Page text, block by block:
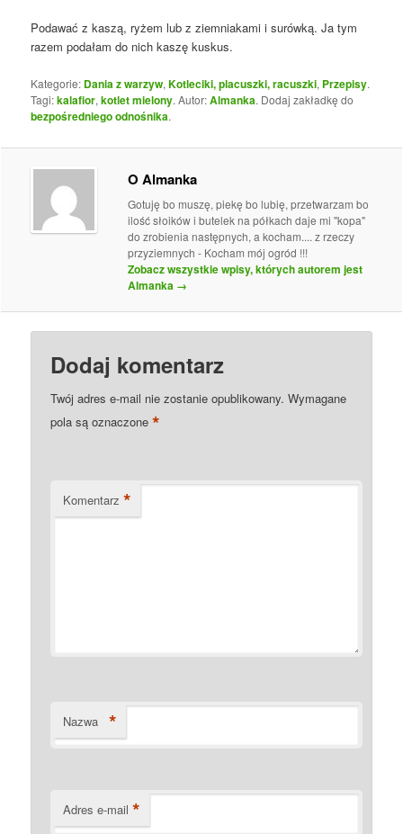
Podawać z kaszą, ryżem lub z ziemniakami i surówką. Ja tym
razem podałam do nich kaszę kuskus.
Kategorie: Dania z warzyw,Kotleciki, placuszki, racuszki, Przepisy.
Tagi:kalafior,kotlet mielony. Autor:Almanka. Dodaj zakładkę do
bezpośredniego odnośnika.
O Almanka
Gotuję bo muszę, piekę bo lubię, przetwarzam bo
ilość słoików i butelek na półkach daje mi "kopa"
do zrobienia następnych, a kocham.... z rzeczy
przyziemnych - Kocham mój ogród !!!
Zobacz wszystkie wpisy, których autorem jest
Almanka →
Dodaj komentarz
Twój adres e-mail nie zostanie opublikowany. Wymagane
pola są oznaczone*
Komentarz *
Nazwa *
Adres e-mail *